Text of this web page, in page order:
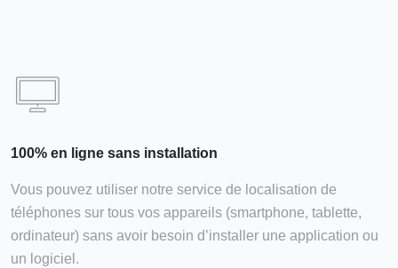
100% en ligne sans installation
Vous pouvez utiliser notre service de localisation de
téléphones sur tous vos appareils (smartphone, tablette,
ordinateur) sans avoir besoin d’installer une application ou
un logiciel.